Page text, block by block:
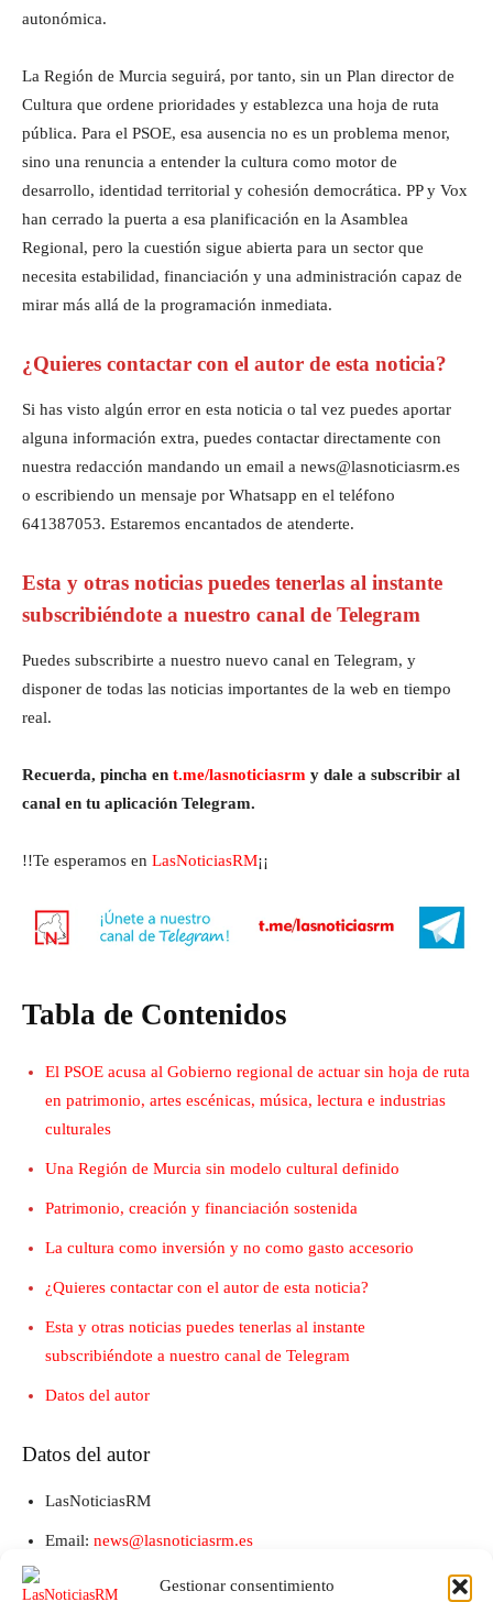
Gestionar consentimiento
autonómica.
La Región de Murcia seguirá, por tanto, sin un Plan director de
Cultura que ordene prioridades y establezca una hoja de ruta
pública. Para el PSOE, esa ausencia no es un problema menor,
sino una renuncia a entender la cultura como motor de
desarrollo, identidad territorial y cohesión democrática. PP y Vox
han cerrado la puerta a esa planificación en la Asamblea
Regional, pero la cuestión sigue abierta para un sector que
necesita estabilidad, financiación y una administración capaz de
mirar más allá de la programación inmediata.
¿Quieres contactar con el autor de esta noticia?
Si has visto algún error en esta noticia o tal vez puedes aportar
alguna información extra, puedes contactar directamente con
nuestra redacción mandando un email a news@lasnoticiasrm.es
o escribiendo un mensaje por Whatsapp en el teléfono
641387053. Estaremos encantados de atenderte.
Esta y otras noticias puedes tenerlas al instante
subscribiéndote a nuestro canal de Telegram
Puedes subscribirte a nuestro nuevo canal en Telegram, y
disponer de todas las noticias importantes de la web en tiempo
real.
Recuerda, pincha en t.me/lasnoticiasrm y dale a subscribir al
canal en tu aplicación Telegram.
!!Te esperamos en LasNoticiasRM¡¡
Tabla de Contenidos
El PSOE acusa al Gobierno regional de actuar sin hoja de ruta
en patrimonio, artes escénicas, música, lectura e industrias
culturales
Una Región de Murcia sin modelo cultural definido
Patrimonio, creación y financiación sostenida
La cultura como inversión y no como gasto accesorio
¿Quieres contactar con el autor de esta noticia?
Esta y otras noticias puedes tenerlas al instante
subscribiéndote a nuestro canal de Telegram
Datos del autor
Datos del autor
LasNoticiasRM
Email: news@lasnoticiasrm.es
Teléfono y Whatsapp: 641387053